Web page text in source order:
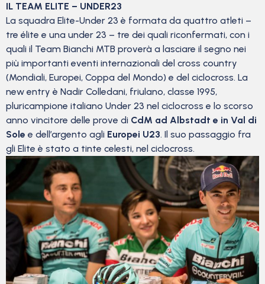
IL TEAM ELITE – UNDER23
La squadra Elite-Under 23 è formata da quattro atleti –
tre élite e una under 23 – tre dei quali riconfermati, con i
quali il Team Bianchi MTB proverà a lasciare il segno nei
più importanti eventi internazionali del cross country
(Mondiali, Europei, Coppa del Mondo) e del ciclocross. La
new entry è Nadir Colledani, friulano, classe 1995,
pluricampione italiano Under 23 nel ciclocross e lo scorso
anno vincitore delle prove di CdM ad Albstadt e in Val di
Sole e dell’argento agli Europei U23. Il suo passaggio fra
gli Elite è stato a tinte celesti, nel ciclocross.